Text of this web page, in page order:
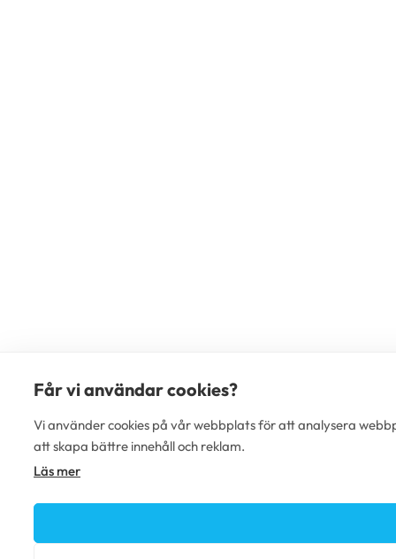
Får vi användar cookies?
Vi använder cookies på vår webbplats för att analysera
att skapa bättre innehåll och reklam.
Läs mer